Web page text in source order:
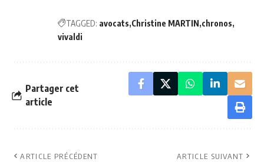
TAGGED: avocats Christine MARTIN chronos
vivaldi
Partager cet
article
ARTICLE PRÉCÉDENT ARTICLE SUIVANT